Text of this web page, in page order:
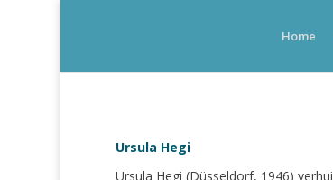
Home
Ursula Hegi
Ursula Hegi (Düsseldorf, 1946)